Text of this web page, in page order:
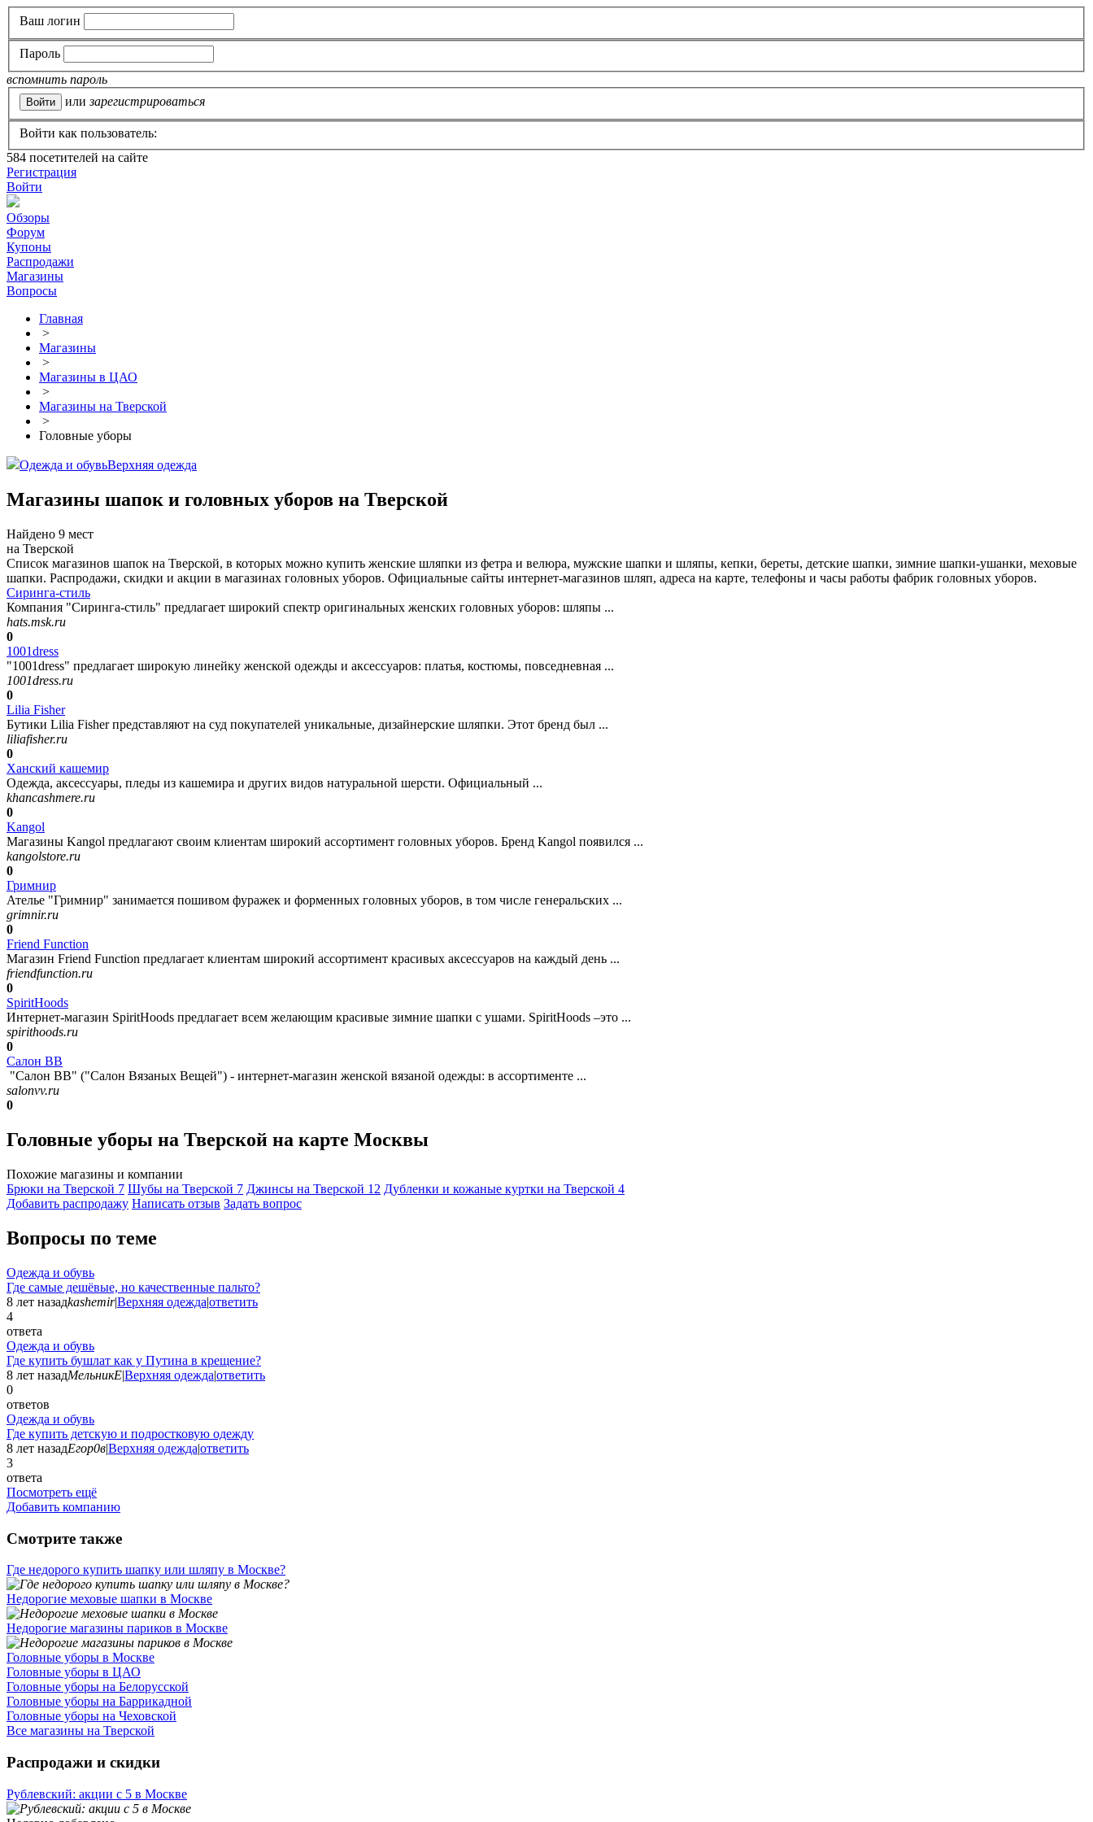
Ваш логин
Пароль
вспомнить пароль
или зарегистрироваться
Войти как пользователь:
584 посетителей на сайте
Регистрация
Войти
Обзоры
Форум
Купоны
Распродажи
Магазины
Вопросы
Главная
>
Магазины
>
Магазины в ЦАО
>
Магазины на Тверской
>
Головные уборы
Одежда и обувьВерхняя одежда
Магазины шапок и головных уборов на Тверской
Найдено 9 мест
на Тверской
Список магазинов шапок на Тверской, в которых можно купить женские шляпки из фетра и велюра, мужские шапки и шляпы, кепки, береты, детские шапки, зимние шапки-ушанки, меховые
шапки. Распродажи, скидки и акции в магазинах головных уборов. Официальные сайты интернет-магазинов шляп, адреса на карте, телефоны и часы работы фабрик головных уборов.
Сиринга-стиль
Компания "Сиринга-стиль" предлагает широкий спектр оригинальных женских головных уборов: шляпы ...
hats.msk.ru
0
1001dress
"1001dress" предлагает широкую линейку женской одежды и аксессуаров: платья, костюмы, повседневная ...
1001dress.ru
0
Lilia Fisher
Бутики Lilia Fisher представляют на суд покупателей уникальные, дизайнерские шляпки. Этот бренд был ...
liliafisher.ru
0
Ханский кашемир
Одежда, аксессуары, пледы из кашемира и других видов натуральной шерсти. Официальный ...
khancashmere.ru
0
Kangol
Магазины Kangol предлагают своим клиентам широкий ассортимент головных уборов. Бренд Kangol появился ...
kangolstore.ru
0
Гримнир
Ателье "Гримнир" занимается пошивом фуражек и форменных головных уборов, в том числе генеральских ...
grimnir.ru
0
Friend Function
Магазин Friend Function предлагает клиентам широкий ассортимент красивых аксессуаров на каждый день ...
friendfunction.ru
0
SpiritHoods
Интернет-магазин SpiritHoods предлагает всем желающим красивые зимние шапки с ушами. SpiritHoods –это ...
spirithoods.ru
0
Салон ВВ
"Салон ВВ" ("Салон Вязаных Вещей") - интернет-магазин женской вязаной одежды: в ассортименте ...
salonvv.ru
0
Головные уборы на Тверской на карте Москвы
Похожие магазины и компании
Брюки на Тверской 7 Шубы на Тверской 7 Джинсы на Тверской 12 Дубленки и кожаные куртки на Тверской 4
Добавить раcпродажу Написать отзыв Задать вопрос
Вопросы по теме
Одежда и обувь
Где самые дешёвые, но качественные пальто?
8 лет назадkashemir|Верхняя одежда|ответить
4
ответа
Одежда и обувь
Где купить бушлат как у Путина в крещение?
8 лет назадМельникЕ|Верхняя одежда|ответить
0
ответов
Одежда и обувь
Где купить детскую и подростковую одежду
8 лет назадЕгор0в|Верхняя одежда|ответить
3
ответа
Посмотреть ещё
Добавить компанию
Смотрите также
Где недорого купить шапку или шляпу в Москве?
Недорогие меховые шапки в Москве
Недорогие магазины париков в Москве
Головные уборы в Москве
Головные уборы в ЦАО
Головные уборы на Белорусской
Головные уборы на Баррикадной
Головные уборы на Чеховской
Все магазины на Тверской
Распродажи и скидки
Рублевский: акции с 5 в Москве